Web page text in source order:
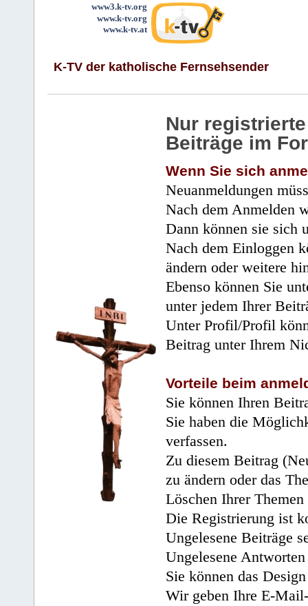
www3.k-tv.org
www.k-tv.org
www.k-tv.at
K-TV der katholische Fernsehsender
Nur
Beiträge im
Wenn Sie sich
Neuanmeldungen
Nach dem Anmelden
Dann können sie sich
Nach dem Einloggen
ändern oder weitere
Ebenso können Sie
unter jedem Ihrer
Unter Profil/Profil
Beitrag unter Ihrem
Vorteile beim
Sie können Ihren
Sie haben die
verfassen.
Zu diesem Beitrag
zu ändern oder das
Löschen Ihrer
Die Registrierung ist
Ungelesene Beiträge
Ungelesene
Sie können das
Wir geben Ihre E-